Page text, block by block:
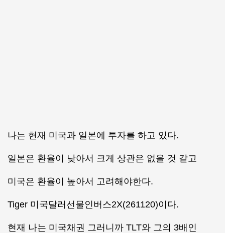
나는 현재 미국과 일본에 투자를 하고 있다.
일본은 환율이 낮아서 크게 상관은 없을 것 같고
미국은 환율이 높아서 고려해야한다.
Tiger 미국달러선물인버스2X(261120)이다.
현재 나는 미국채권 그러니까 TLT와 그의 3배인